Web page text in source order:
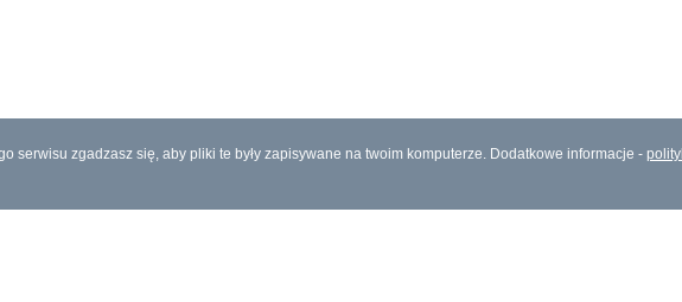
serwisu zgadzasz się, aby pliki te były zapisywane na twoim komputerze. Dodatkowe informacje -